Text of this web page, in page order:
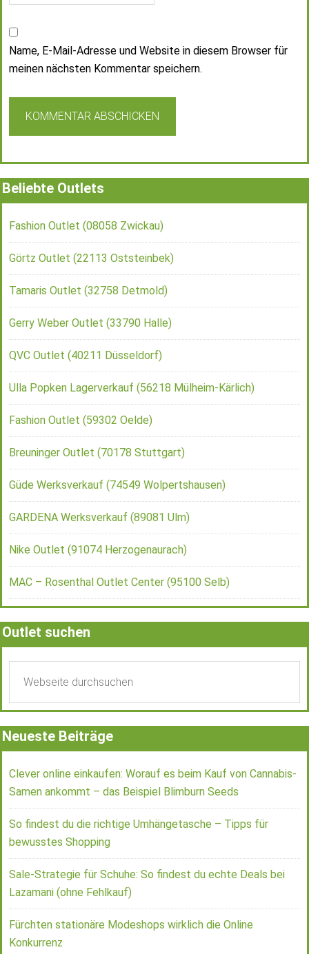
Name, E-Mail-Adresse und Website in diesem Browser für
meinen nächsten Kommentar speichern.
Beliebte Outlets
Fashion Outlet (08058 Zwickau)
Görtz Outlet (22113 Oststeinbek)
Tamaris Outlet (32758 Detmold)
Gerry Weber Outlet (33790 Halle)
QVC Outlet (40211 Düsseldorf)
Ulla Popken Lagerverkauf (56218 Mülheim-Kärlich)
Fashion Outlet (59302 Oelde)
Breuninger Outlet (70178 Stuttgart)
Güde Werksverkauf (74549 Wolpertshausen)
GARDENA Werksverkauf (89081 Ulm)
Nike Outlet (91074 Herzogenaurach)
MAC – Rosenthal Outlet Center (95100 Selb)
Outlet suchen
Neueste Beiträge
Clever online einkaufen: Worauf es beim Kauf von Cannabis-
Samen ankommt – das Beispiel Blimburn Seeds
So findest du die richtige Umhängetasche – Tipps für
bewusstes Shopping
Sale-Strategie für Schuhe: So findest du echte Deals bei
Lazamani (ohne Fehlkauf)
Fürchten stationäre Modeshops wirklich die Online
Konkurrenz